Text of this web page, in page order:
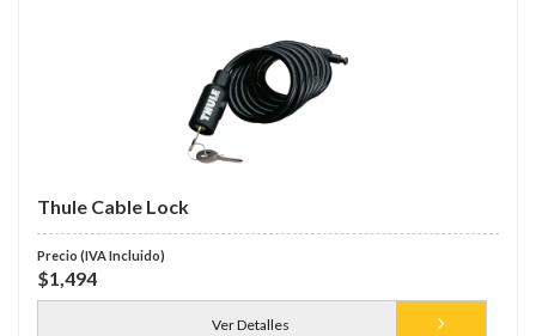
Thule Cable Lock
$1,494
Ver Detalles